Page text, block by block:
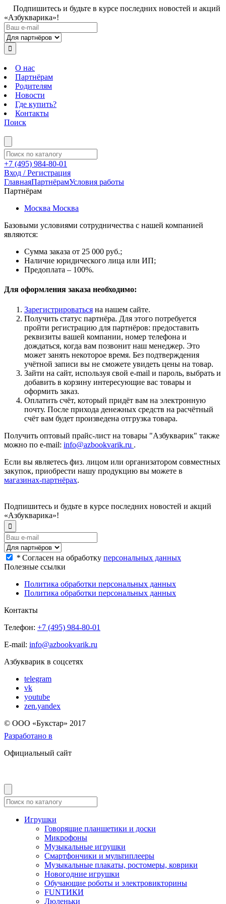
Подпишитесь и будьте в курсе последних новостей и акций
«Азбукварика»!
О нас
Партнёрам
Родителям
Новости
Где купить?
Контакты
Поиск
+7 (495) 984-80-01
Вход / Регистрация
ГлавнаяПартнёрамУсловия работы
Партнёрам
Москва Москва
Базовыми условиями сотрудничества с нашей компанией
являются:
Сумма заказа от 25 000 руб.;
Наличие юридического лица или ИП;
Предоплата – 100%.
Для оформления заказа необходимо:
Зарегистрироваться на нашем сайте.
Получить статус партнёра. Для этого потребуется
пройти регистрацию для партнёров: предоставить
реквизиты вашей компании, номер телефона и
дождаться, когда вам позвонит наш менеджер. Это
может занять некоторое время. Без подтверждения
учётной записи вы не сможете увидеть цены на товар.
Зайти на сайт, используя свой e-mail и пароль, выбрать и
добавить в корзину интересующие вас товары и
оформить заказ.
Оплатить счёт, который придёт вам на электронную
почту. После прихода денежных средств на расчётный
счёт вам будет произведена отгрузка товара.
Получить оптовый прайс-лист на товары "Азбукварик" также
можно по e-mail: info@azbookvarik.ru .
Если вы являетесь физ. лицом или организатором совместных
закупок, приобрести нашу продукцию вы можете в
магазинах-партнёрах.
Подпишитесь и будьте в курсе последних новостей и акций
«Азбукварика»!
* Согласен на обработку персональных данных
Полезные ссылки
Политика обработки персональных данных
Политика обработки персональных данных
Контакты
Телефон: +7 (495) 984-80-01
E-mail: info@azbookvarik.ru
Азбукварик в соцсетях
telegram
vk
youtube
zen.yandex
© OOO «Букстар» 2017
Разработано в
Официальный сайт
Игрушки
Говорящие планшетики и доски
Микрофоны
Музыкальные игрушки
Смартфончики и мультиплееры
Музыкальные плакаты, ростомеры, коврики
Новогодние игрушки
Обучающие роботы и электровикторины
FUNТИКИ
Люленьки